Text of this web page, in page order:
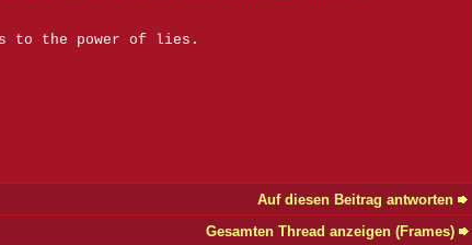
to the power of lies.
Auf diesen Beitrag antworten
Gesamten Thread anzeigen (Frames)